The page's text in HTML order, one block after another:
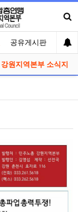
공유게시판 선거
강원지역본부 소식지